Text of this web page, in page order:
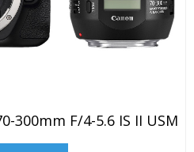
300mm F/4-5.6 IS II USM